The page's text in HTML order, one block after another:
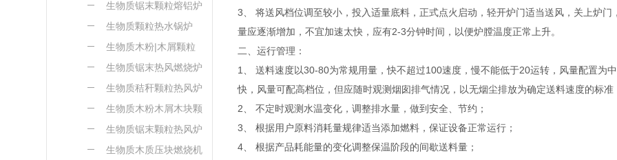
生物质锯末颗粒熔铝炉
生物质颗粒热水锅炉
生物质木粉|木屑颗粒
熔铝炉
生物质锯末热风燃烧炉
生物质秸秆颗粒热风炉
生物质木粉木屑木块颗
粒热风炉
生物质锯末颗粒热风炉
生物质木质压块燃烧机
3、 将送风档位调至较小，投入适量底料，正式点火启动，轻开炉门适当送风，关上炉
量应逐渐增加，不宜加速太快，应有2-3分钟时间，以便炉膛温度正常上升。
二、运行管理：
1、 送料速度以30-80为常规用量，快不超过100速度，慢不能低于20运转，风量配置为
快，风量可配高档位，但应随时观测烟囱排气情况，以无烟尘排放为确定送料速度的标准
2、 不定时观测水温变化，调整排水量，做到安全、节约；
3、 根据用户原料消耗量规律适当添加燃料，保证设备正常运行；
4、 根据产品耗能量的变化调整保温阶段的间歇送料量；